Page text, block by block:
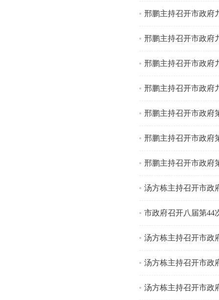
邢鹏主持召开市政府
邢鹏主持召开市政府
邢鹏主持召开市政府
邢鹏主持召开市政府
邢鹏主持召开市政府
邢鹏主持召开市政府
邢鹏主持召开市政府
汤方栋主持召开市政
市政府召开八届第44
汤方栋主持召开市政
汤方栋主持召开市政
汤方栋主持召开市政